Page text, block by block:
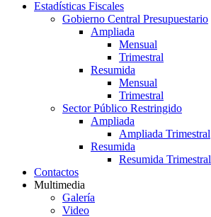
Estadísticas Fiscales
Gobierno Central Presupuestario
Ampliada
Mensual
Trimestral
Resumida
Mensual
Trimestral
Sector Público Restringido
Ampliada
Ampliada Trimestral
Resumida
Resumida Trimestral
Contactos
Multimedia
Galería
Video